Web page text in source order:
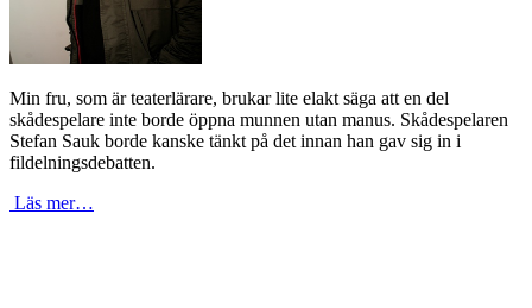
Min fru, som är teaterlärare, brukar lite elakt säga att en del
skådespelare inte borde öppna munnen utan manus. Skådespelaren
Stefan Sauk borde kanske tänkt på det innan han gav sig in i
fildelningsdebatten.
Läs mer…